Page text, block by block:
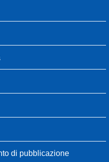
di pubblicazione